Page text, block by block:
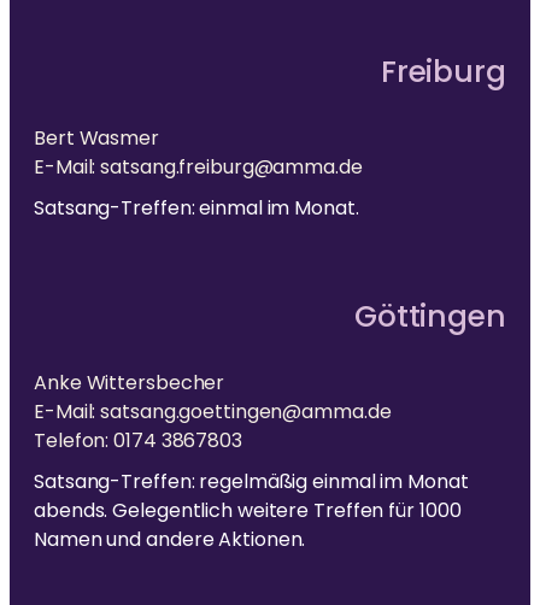
Freiburg
Bert Wasmer
E-Mail: satsang.freiburg@amma.de
Satsang-Treffen: einmal im Monat.
Göttingen
Anke Wittersbecher
E-Mail: satsang.goettingen@amma.de
Telefon: 0174 3867803
Satsang-Treffen: regelmäßig einmal im Monat
abends. Gelegentlich weitere Treffen für 1000
Namen und andere Aktionen.